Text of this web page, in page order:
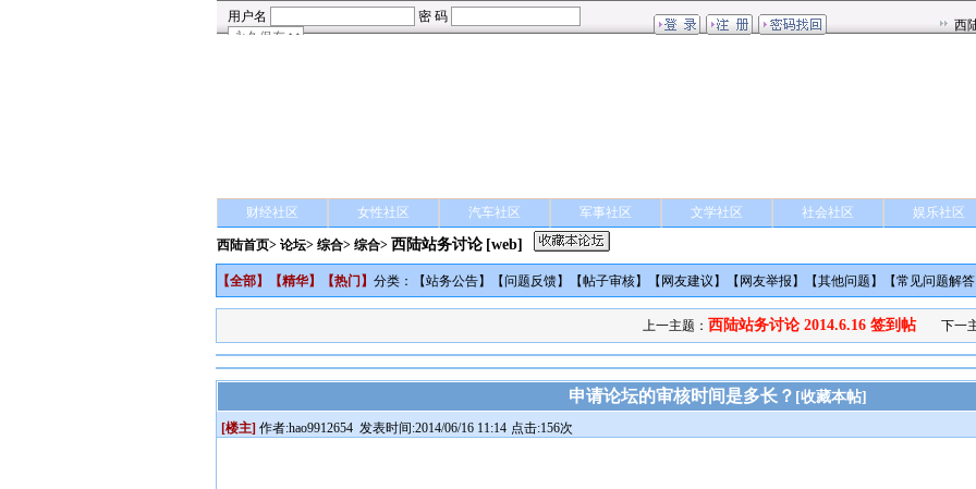
财经社区 女性社区 汽车社区 军事社区 文学社区 社会社区 娱乐社区
西陆首页> 论坛> 综合> 综合> 西陆站务讨论 [web]
【全部】【精华】【热门 】 分类：【站务公告】【问题反馈】【帖子审核】【 网友建议 】【 网友举报 】【其他问题 】【常见问题解答
上一主题： 西陆站务讨论 2014.6.16 签到帖 下一
申请论坛的审核时间是多长？ [收藏本帖]
[楼主] 作者:hao9912654 发表时间:2014/06/16 11:14 点击:156次